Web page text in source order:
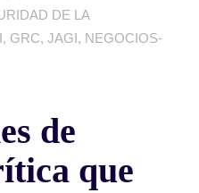
DE LA
, GRC, JAGI, NEGOCIOS-
de
que